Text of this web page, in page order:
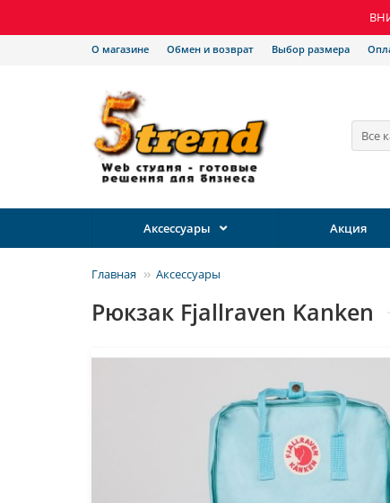
О магазине Обмен и возврат Выбор размера
Все
Аксессуары Акция
Главная Аксессуары
Рюкзак Fjallraven Kanken